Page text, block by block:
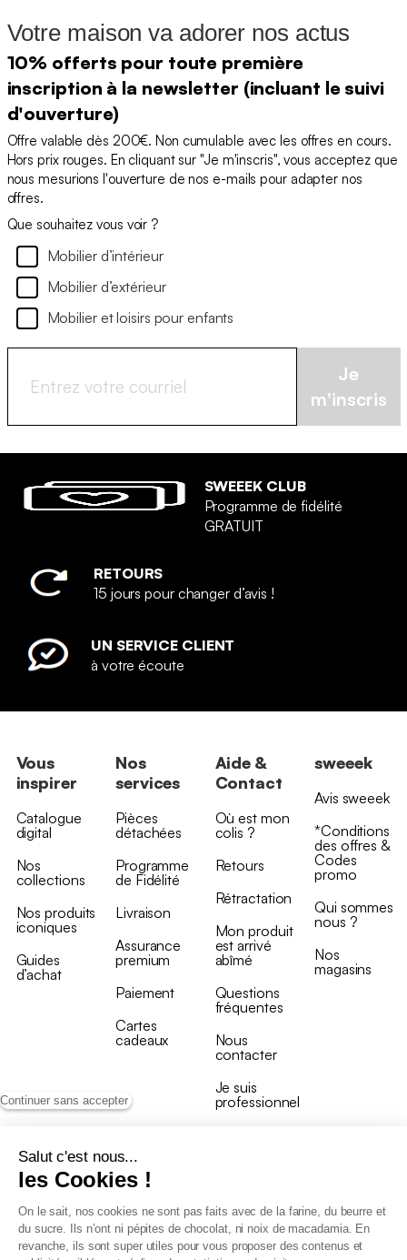
Continuer sans accepter
Salut c'est nous...
les Cookies !
On le sait, nos cookies ne sont pas faits avec de la farine, du beurre et
du sucre. Ils n’ont ni pépites de chocolat, ni noix de macadamia. En
revanche, ils sont super utiles pour vous proposer des contenus et
Votre maison va adorer nos actus
10% offerts pour toute première
inscription à la newsletter (incluant le suivi
d'ouverture)
Offre valable dès 200€. Non cumulable avec les offres en cours.
Hors prix rouges. En cliquant sur "Je m'inscris", vous acceptez que
nous mesurions l'ouverture de nos e-mails pour adapter nos
offres.
Que souhaitez vous voir ?
Mobilier d’intérieur
Mobilier d’extérieur
Mobilier et loisirs pour enfants
Je
m'inscris
SWEEEK CLUB
Programme de fidélité
GRATUIT
RETOURS
15 jours pour changer d’avis !
UN SERVICE CLIENT
à votre écoute
Vous
inspirer
Catalogue
digital
Nos
collections
Nos produits
iconiques
Guides
d’achat
Nos
services
Pièces
détachées
Programme
de Fidélité
Livraison
Assurance
premium
Paiement
Cartes
cadeaux
Aide &
Contact
Où est mon
colis ?
Retours
Rétractation
Mon produit
est arrivé
abîmé
Questions
fréquentes
Nous
contacter
Je suis
professionnel
sweeek
Avis sweeek
*Conditions
des offres &
Codes
promo
Qui sommes
nous ?
Nos
magasins
Conditions générales de vente
Conditions générales du programme de fidélité
Charte de données personnelles